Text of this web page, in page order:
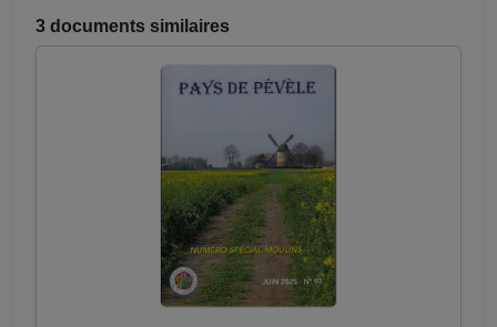
3 documents similaires